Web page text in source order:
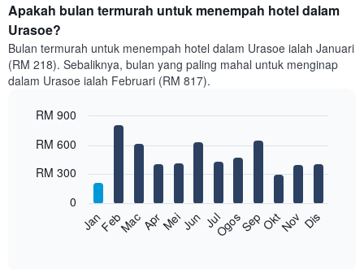
Apakah bulan termurah untuk menempah hotel dalam
Urasoe?
Bulan termurah untuk menempah hotel dalam Urasoe ialah Januari
(RM 218). Sebaliknya, bulan yang paling mahal untuk menginap
dalam Urasoe ialah Februari (RM 817).
chart
12
graphic.
JanFebMacAprMeiJun Jul
OgosSepOktNov Dis
0
RM 300
RM 600
RM 900